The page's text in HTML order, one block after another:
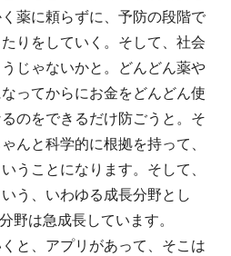
薬に頼らずに、予防の段階で
りをしていく。そして、社会
じゃないかと。どんどん薬や
ってからにお金をどんどん使
のをできるだけ防ごうと。そ
んと科学的に根拠を持って、
うことになります。そして、
う、いわゆる成長分野とし
野は急成長しています。
と、アプリがあって、そこは